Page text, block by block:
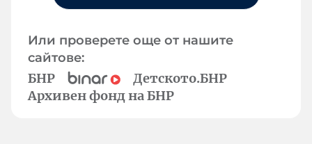
Или проверете още от нашите
сайтове:
БНР
Детското.БНР
Архивен фонд на БНР